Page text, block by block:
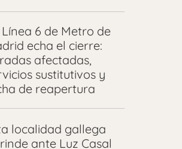
6 de Metro de
echa el cierre:
afectadas,
sustitutivos y
de reapertura
localidad gallega
ante Luz Casal